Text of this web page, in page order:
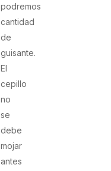
podremos
cantidad
de
guisante.
El
cepillo
no
se
debe
mojar
antes